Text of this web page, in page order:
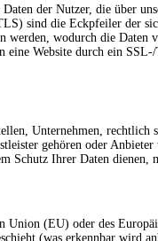
der Nutzer, die über
sind die Eckpfeiler der
werden, wodurch die
eine Website durch ein
Unternehmen,
gehören oder
Schutz Ihrer Daten
(EU) oder des
(was erkennbar wird